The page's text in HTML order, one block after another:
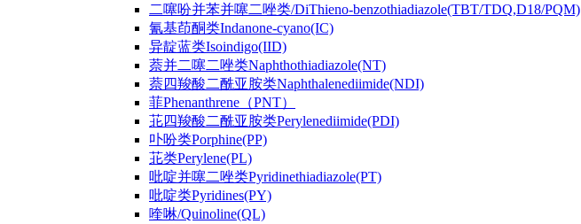
二噻吩并苯并噻二唑类/DiThieno-benzothiadiazole(TBT/TDQ,D18/PQM)
氰基茚酮类Indanone-cyano(IC)
异靛蓝类Isoindigo(IID)
萘并二噻二唑类Naphthothiadiazole(NT)
萘四羧酸二酰亚胺类Naphthalenediimide(NDI)
菲Phenanthrene（PNT）
苝四羧酸二酰亚胺类Perylenediimide(PDI)
卟吩类Porphine(PP)
苝类Perylene(PL)
吡啶并噻二唑类Pyridinethiadiazole(PT)
吡啶类Pyridines(PY)
喹啉/Quinoline(QL)